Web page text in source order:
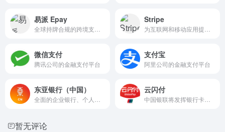
易派 Epay Stripe
微信支付
腾讯公司的金融支付平台
支付宝
阿里公司的金融支付平台
东亚银行（中国） 云闪付
暂无评论